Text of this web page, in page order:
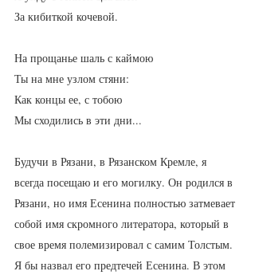
За кибиткой кочевой.
На прощанье шаль с каймою
Ты на мне узлом стяни:
Как концы ее, с тобою
Мы сходились в эти дни...
Будучи в Рязани, в Рязанском Кремле, я
всегда посещаю и его могилку. Он родился в
Рязани, но имя Есенина полностью затмевает
собой имя скромного литератора, который в
свое время полемизировал с самим Толстым.
Я бы назвал его предтечей Есенина. В этом